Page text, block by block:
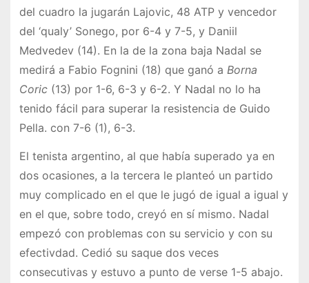
del cuadro la jugarán Lajovic, 48 ATP y vencedor
del ‘qualy’ Sonego, por 6-4 y 7-5, y Daniil
Medvedev (14). En la de la zona baja Nadal se
medirá a Fabio Fognini (18) que ganó a Borna
Coric (13) por 1-6, 6-3 y 6-2. Y Nadal no lo ha
tenido fácil para superar la resistencia de Guido
Pella. con 7-6 (1), 6-3.
El tenista argentino, al que había superado ya en
dos ocasiones, a la tercera le planteó un partido
muy complicado en el que le jugó de igual a igual y
en el que, sobre todo, creyó en sí mismo. Nadal
empezó con problemas con su servicio y con su
efectivdad. Cedió su saque dos veces
consecutivas y estuvo a punto de verse 1-5 abajo.